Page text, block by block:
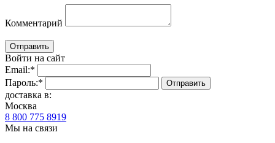
Комментарий
Войти на сайт
Email:*
Пароль:*
доставка в:
Москва
8 800 775 8919
Мы на связи